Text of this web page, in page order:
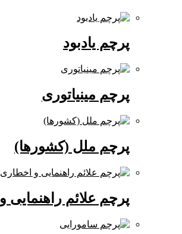
پرچم یادبود
پرچم مینیاتوری
پرچم ملل (کشورها)
پرچم علائم راهنمایی و اخطاری